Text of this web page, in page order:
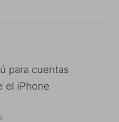
para cuentas
el iPhone